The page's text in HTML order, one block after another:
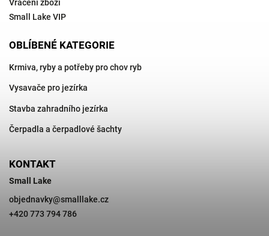
Vrácení zboží
Small Lake VIP
OBLÍBENÉ KATEGORIE
Krmiva, ryby a potřeby pro chov ryb
Vysavače pro jezírka
Stavba zahradního jezírka
Čerpadla a čerpadlové šachty
KONTAKT
Small Lake
objednavky@smalllake.cz
+420 773 794 786